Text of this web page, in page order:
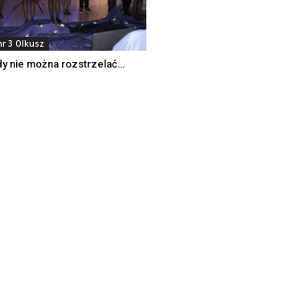
3 Olkusz
nie można rozstrzelać…